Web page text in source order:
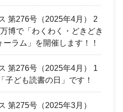
第276号（2025年4月） 2
博で「わくわく・どきどき
ラム」を開催します！！
第276号（2025年4月） 1
子ども読書の日」です！
第275号（2025年3月）